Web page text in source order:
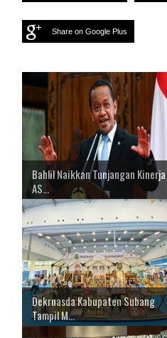
Share on Google Plus
Bahlil Naikkan Tunjangan Kinerja
AS...
Dekrnasda Kabupaten Subang
Tampil M...